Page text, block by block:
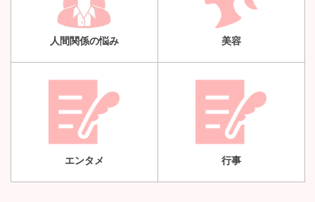
人間関係の悩み 美容
エンタメ 行事